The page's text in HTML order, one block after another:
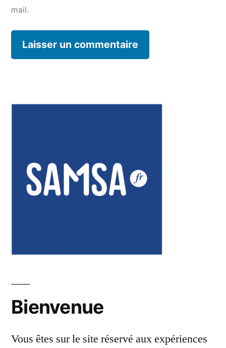
mail.
Bienvenue
Vous êtes sur le site réservé aux expériences